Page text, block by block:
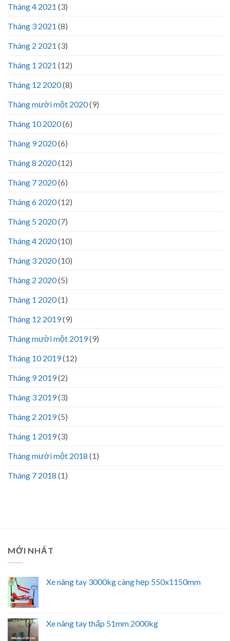
Tháng 4 2021 (3)
Tháng 3 2021 (8)
Tháng 2 2021 (3)
Tháng 1 2021 (12)
Tháng 12 2020(8)
Tháng mười một 2020(9)
Tháng 10 2020(6)
Tháng 9 2020(6)
Tháng 8 2020(12)
Tháng 7 2020(6)
Tháng 6 2020(12)
Tháng 5 2020(7)
Tháng 4 2020(10)
Tháng 3 2020(10)
Tháng 2 2020(5)
Tháng 1 2020(1)
Tháng 12 2019(9)
Tháng mười một 2019(9)
Tháng 10 2019(12)
Tháng 9 2019(2)
Tháng 3 2019(3)
Tháng 2 2019(5)
Tháng 1 2019(3)
Tháng mười một 2018 (1)
Tháng 7 2018 (1)
MỚI NHẤT
Xe nâng tay 3000kg càng hẹp 550x1150mm
Xe nâng tay thấp 51mm 2000kg